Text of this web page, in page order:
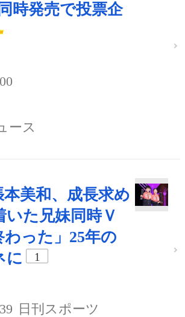
時発売で投票企
ース
本美和、成長求め
いた兄妹同時Ｖ
わった」25年の
に
1
日刊スポーツ